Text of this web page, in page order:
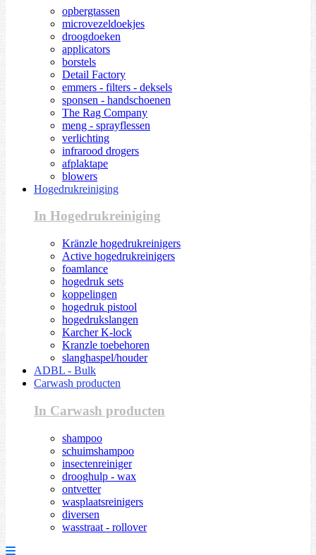
opbergtassen
microvezeldoekjes
droogdoeken
applicators
borstels
Detail Factory
emmers - filters - deksels
sponsen - handschoenen
The Rag Company
meng - sprayflessen
verlichting
infrarood drogers
afplaktape
blowers
Hogedrukreiniging
In Hogedrukreiniging
Kränzle hogedrukreinigers
Active hogedrukreinigers
foamlance
hogedruk sets
koppelingen
hogedruk pistool
hogedrukslangen
Karcher K-lock
Kranzle toebehoren
slanghaspel/houder
ADBL - Bulk
Carwash producten
In Carwash producten
shampoo
schuimshampoo
insectenreiniger
drooghulp - wax
ontvetter
wasplaatsreinigers
diversen
wasstraat - rollover